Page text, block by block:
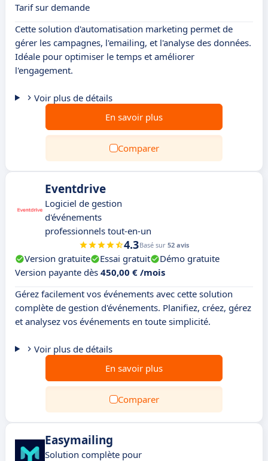
Tarif sur demande
Cette solution d'automatisation marketing permet de
gérer les campagnes, l'emailing, et l'analyse des données.
Idéale pour optimiser le temps et améliorer
l'engagement.
Voir plus de détails
En savoir plus
Comparer
Eventdrive
Logiciel de gestion
d'événements
professionnels tout-en-un
4.3Basé sur 52 avis
Version gratuite Essai gratuit
Démo gratuite
Version payante dès 450,00 € /mois
Gérez facilement vos événements avec cette solution
complète de gestion d'événements. Planifiez, créez, gérez
et analysez vos événements en toute simplicité.
Voir plus de détails
En savoir plus
Comparer
Easymailing
Solution complète pour